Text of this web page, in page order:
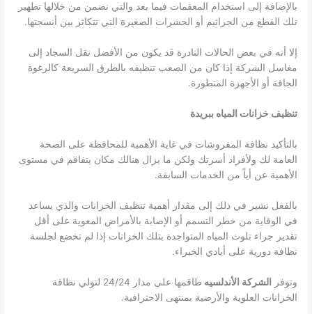
بالإضافة إلى استخدام المعقمات فيما بعد والتي نضمن من خلالها تطهير
تلك القطع من الجراثيم أو الحشرات الصغيرة التي تتكاثر بين أنسجتها.
إلا أنه في بعض الحالات النادرة قد يكون من الأفضل نقل السجاد إلى
مغاسل الشركة إذا كان من الصعب تنظيفه بالطرق السريعة كالرغوة
الجافة أو الأجهزة المتطورة.
تنظيف خزانات المياه ببريدة
بالتأكيد نظافة المفروشات في غاية الأهمية للمحافظة على الصحة
العامة لك ولأفراد أسرتك ولكن ما يزال هنالك مكان يتفاقم في مستوى
الأهمية عن أياً من الخدمات السابقة.
بالفعل نشير في ذلك إلى مقدار أهمية تنظيف الخزانات والذي يساعد
في الوقاية من خطر التسمم أو الإصابة بالأمراض المعوية على أقل
تقدير جراء تلوث المياه المتواجدة بتلك الخزانات إذا لم تخضع لجلسة
نظافة دورية على أيادي الخبراء.
وتوفر الشركة الأندلسيه
طاقمها على مدار 24/24 لتولي نظافة
الخزانات العلوية والأرضية بمنتهى الاحترافية.